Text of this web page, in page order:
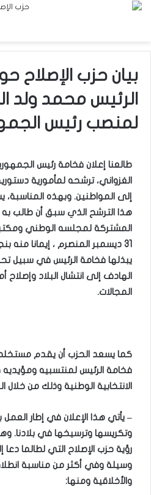
بيان حزب الإصلاح
الرئيس محمد ولد
لمنصب رئيس
طالعنا إعلان فخامة رئيس
الغزواني، ترشحه لمأمورية
إلى المواطنين. وبهذه
هذا الترشح الذي سبق أن طالب به
المشتركة لمجلسه الوطني
31 ديسمبر المنصرم ، إيمانا منه
يبذلها فخامة الرئيس في سبيل
الهادف إلى انتشال البلاد
المجالات.
كما يسعد الحزب أن يقدم
فخامة الرئيس لمنتسبيه
الانتخابية الوطنية وذلك من خلال
–يأتي هذا الإعلان في إطار العمل
وتكريسها وترسيخها في بلادنا.
رؤية حزب الإصلاح التي لطالما دعا
وسيلة وفي أكثر من مناسبة
والأخلاقية ومنها: